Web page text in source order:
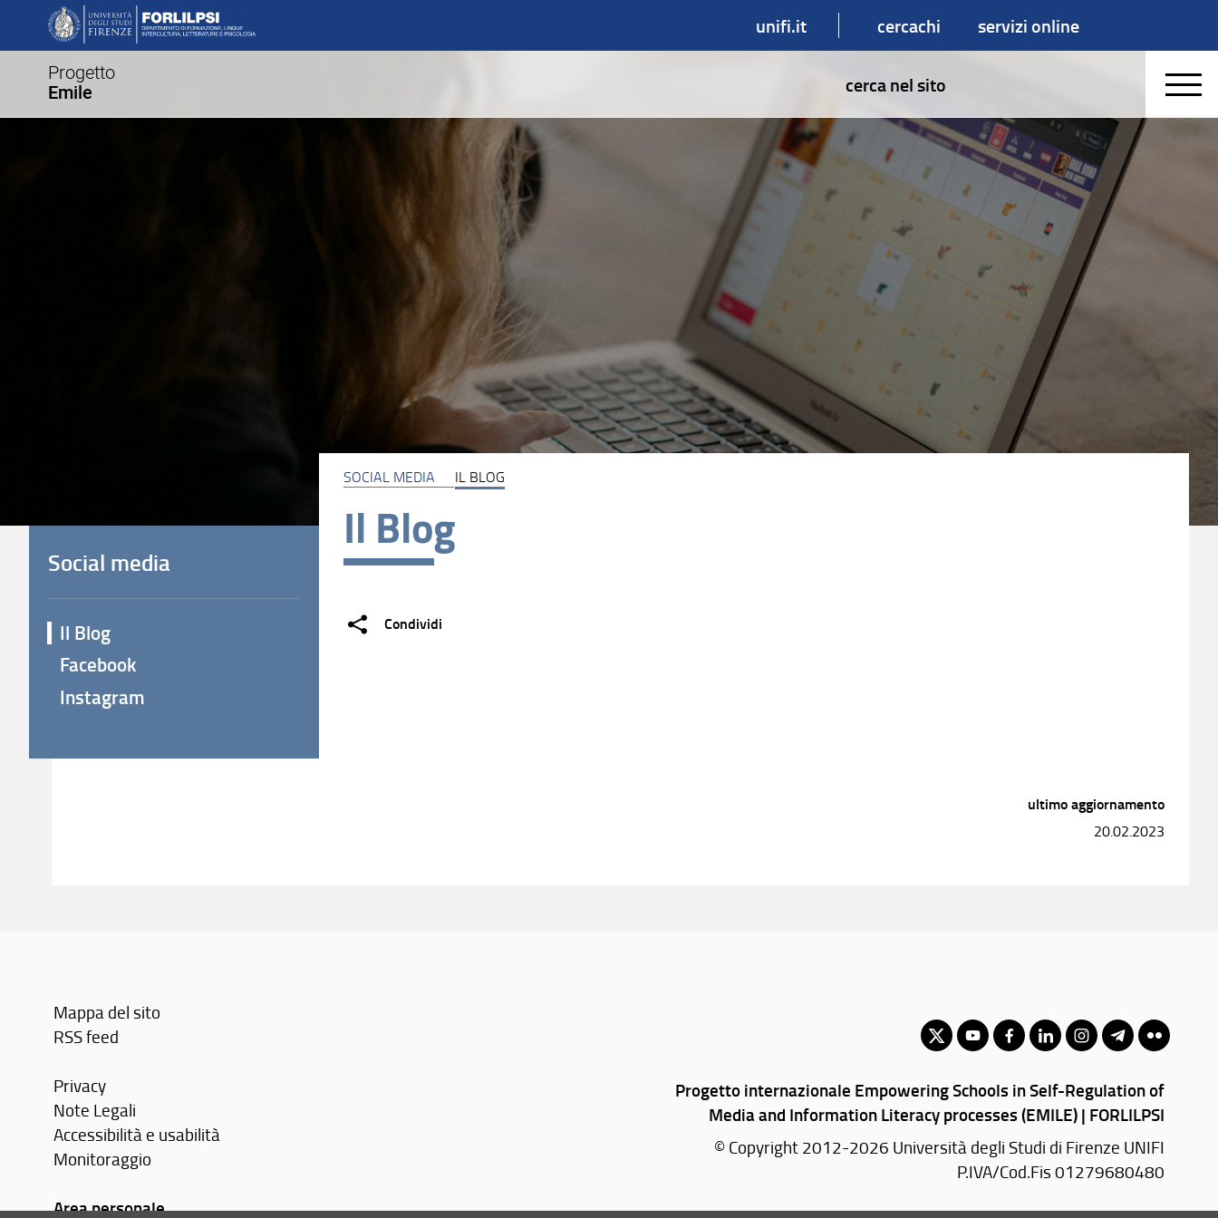
unifi.it cercachi servizi online
Progetto
Emile
cerca nel sito
SOCIAL MEDIA IL BLOG
Il Blog
Condividi
Social media
Il Blog
Facebook
Instagram
ultimo aggiornamento
20.02.2023
Mappa del sito
RSS feed
Privacy
Note Legali
Accessibilità e usabilità
Monitoraggio
Area personale
Progetto internazionale Empowering Schools in Self-Regulation of
Media and Information Literacy processes (EMILE) | FORLILPSI
© Copyright 2012-2026 Università degli Studi di Firenze UNIFI
P.IVA/Cod.Fis 01279680480